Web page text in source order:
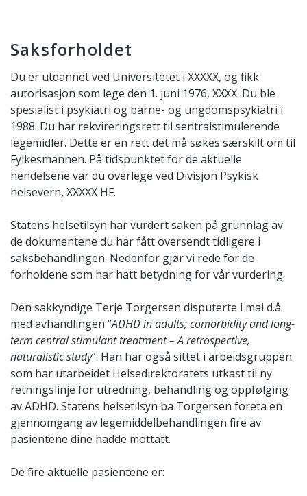
Saksforholdet
Du er utdannet ved Universitetet i XXXXX, og fikk
autorisasjon som lege den 1. juni 1976, XXXX. Du ble
spesialist i psykiatri og barne- og ungdomspsykiatri i
1988. Du har rekvireringsrett til sentralstimulerende
legemidler. Dette er en rett det må søkes særskilt om til
Fylkesmannen. På tidspunktet for de aktuelle
hendelsene var du overlege ved Divisjon Psykisk
helsevern, XXXXX HF.
Statens helsetilsyn har vurdert saken på grunnlag av
de dokumentene du har fått oversendt tidligere i
saksbehandlingen. Nedenfor gjør vi rede for de
forholdene som har hatt betydning for vår vurdering.
Den sakkyndige Terje Torgersen disputerte i mai d.å.
med avhandlingen ”ADHD in adults; comorbidity and long-
term central stimulant treatment – A retrospective,
naturalistic study”. Han har også sittet i arbeidsgruppen
som har utarbeidet Helsedirektoratets utkast til ny
retningslinje for utredning, behandling og oppfølging
av ADHD. Statens helsetilsyn ba Torgersen foreta en
gjennomgang av legemiddelbehandlingen fire av
pasientene dine hadde mottatt.
De fire aktuelle pasientene er: